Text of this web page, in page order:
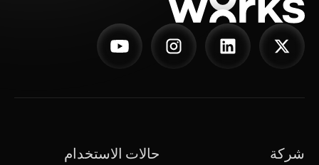
شركة حالات الاستخدام